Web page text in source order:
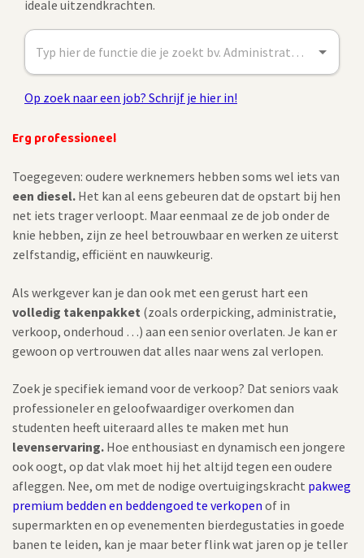
Erg professioneel
Toegegeven: oudere werknemers hebben soms wel iets van
een diesel. Het kan al eens gebeuren dat de opstart bij hen
net iets trager verloopt. Maar eenmaal ze de job onder de
knie hebben, zijn ze heel betrouwbaar en werken ze uiterst
zelfstandig, efficiënt en nauwkeurig.
Als werkgever kan je dan ook met een gerust hart een
volledig takenpakket (zoals orderpicking, administratie,
verkoop, onderhoud …) aan een senior overlaten. Je kan er
gewoon op vertrouwen dat alles naar wens zal verlopen.
Zoek je specifiek iemand voor de verkoop? Dat seniors vaak
professioneler en geloofwaardiger overkomen dan
studenten heeft uiteraard alles te maken met hun
levenservaring. Hoe enthousiast en dynamisch een jongere
ook oogt, op dat vlak moet hij het altijd tegen een oudere
afleggen. Nee, om met de nodige overtuigingskracht pakweg
premium bedden en beddengoed te verkopen of in
supermarkten en op evenementen bierdegustaties in goede
banen te leiden, kan je maar beter flink wat jaren op je teller